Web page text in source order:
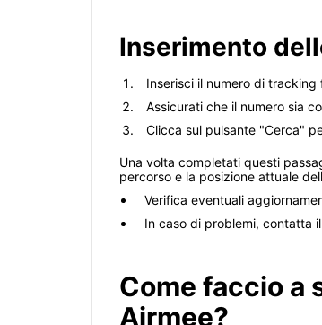
Inserimento
Inserisci il numero di
Assicurati che il numero sia
Clicca sul pulsante "Cerca"
Una volta completati questi
percorso e la posizione attuale
Verifica eventuali
In caso di problemi, contatta
Come faccio a
Airmee?